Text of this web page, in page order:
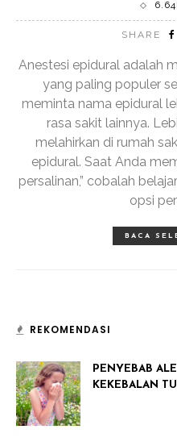
SHARE
Anestesi epidural adalah
yang paling populer
meminta nama epidural
rasa sakit lainnya.
melahirkan di rumah
epidural. Saat Anda
persalinan,” cobalah
opsi
BACA
REKOMENDASI
PENYEBAB
KEKEBALAN